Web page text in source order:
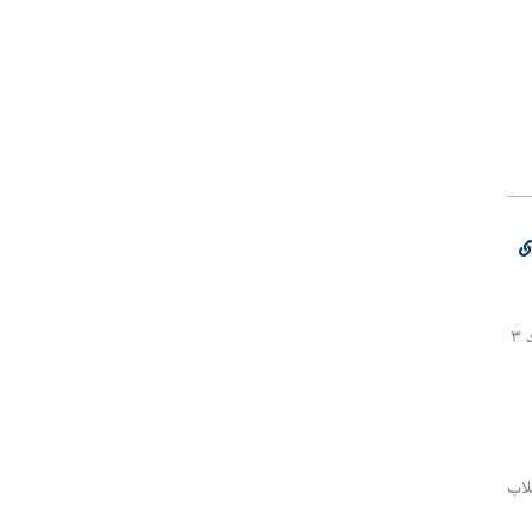
♨️انهدام باند سرقت بعنف در دزفول 🔹پلیس دزفول موفق شد یک باند ۳